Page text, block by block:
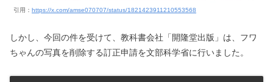
引用： https://x.com/amse070707/status/1821423911210553568
しかし、今回の件を受けて、教科書会社「開隆堂出版」は、フワ
ちゃんの写真を削除する訂正申請を文部科学省に行いました。